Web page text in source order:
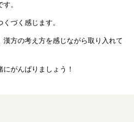
お問い合わせ
。
づく感じます。
漢方の考え方を感じながら取り入れて
がんばりましょう！